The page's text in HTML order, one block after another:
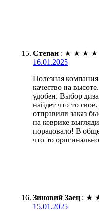
Степан : ★ ★ ★ ★
16.01.2025
Полезная
качество на
удобен. Выбор
найдет что-то
отправили заказ
на коврике
порадовало! В
что-то
Зиновий Заец : ★
15.01.2025